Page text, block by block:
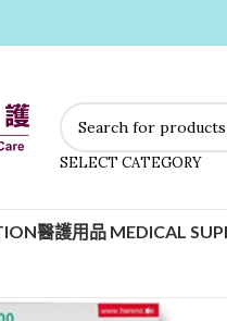
SELECT CATEGORY
醫護用品 MEDICAL